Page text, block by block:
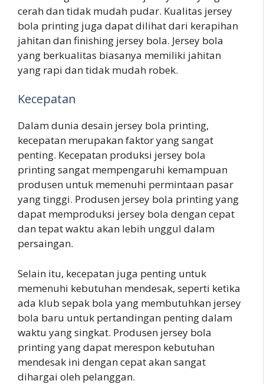
cerah dan tidak mudah pudar. Kualitas jersey
bola printing juga dapat dilihat dari kerapihan
jahitan dan finishing jersey bola. Jersey bola
yang berkualitas biasanya memiliki jahitan
yang rapi dan tidak mudah robek.
Kecepatan
Dalam dunia desain jersey bola printing,
kecepatan merupakan faktor yang sangat
penting. Kecepatan produksi jersey bola
printing sangat mempengaruhi kemampuan
produsen untuk memenuhi permintaan pasar
yang tinggi. Produsen jersey bola printing yang
dapat memproduksi jersey bola dengan cepat
dan tepat waktu akan lebih unggul dalam
persaingan.
Selain itu, kecepatan juga penting untuk
memenuhi kebutuhan mendesak, seperti ketika
ada klub sepak bola yang membutuhkan jersey
bola baru untuk pertandingan penting dalam
waktu yang singkat. Produsen jersey bola
printing yang dapat merespon kebutuhan
mendesak ini dengan cepat akan sangat
dihargai oleh pelanggan.